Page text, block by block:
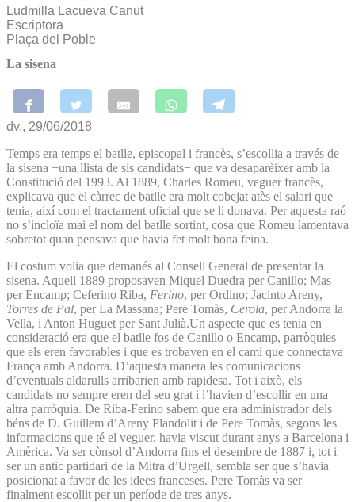
Ludmilla Lacueva Canut
Escriptora
Plaça del Poble
La sisena
dv., 29/06/2018
Temps era temps el batlle, episcopal i francès, s’escollia a través de
la sisena −una llista de sis candidats− que va desaparèixer amb la
Constitució del 1993. Al 1889, Charles Romeu, veguer francès,
explicava que el càrrec de batlle era molt cobejat atès el salari que
tenia, així com el tractament oficial que se li donava. Per aquesta raó
no s’incloïa mai el nom del batlle sortint, cosa que Romeu lamentava
sobretot quan pensava que havia fet molt bona feina.
El costum volia que demanés al Consell General de presentar la
sisena. Aquell 1889 proposaven Miquel Duedra per Canillo; Mas
per Encamp; Ceferino Riba, Ferino, per Ordino; Jacinto Areny,
Torres de Pal, per La Massana; Pere Tomàs, Cerola, per Andorra la
Vella, i Anton Huguet per Sant Julià.Un aspecte que es tenia en
consideració era que el batlle fos de Canillo o Encamp, parròquies
que els eren favorables i que es trobaven en el camí que connectava
França amb Andorra. D’aquesta manera les comunicacions
d’eventuals aldarulls arribarien amb rapidesa. Tot i això, els
candidats no sempre eren del seu grat i l’havien d’escollir en una
altra parròquia. De Riba-Ferino sabem que era administrador dels
béns de D. Guillem d’Areny Plandolit i de Pere Tomàs, segons les
informacions que té el veguer, havia viscut durant anys a Barcelona i
Amèrica. Va ser cònsol d’Andorra fins el desembre de 1887 i, tot i
ser un antic partidari de la Mitra d’Urgell, sembla ser que s’havia
posicionat a favor de les idees franceses. Pere Tomàs va ser
finalment escollit per un període de tres anys.